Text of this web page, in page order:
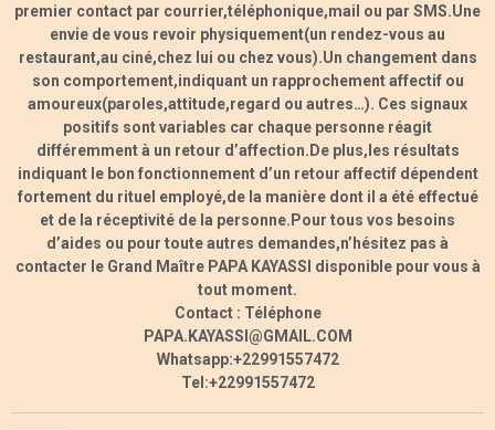
premier contact par courrier,téléphonique,mail ou par SMS.Une
envie de vous revoir physiquement(un rendez-vous au
restaurant,au ciné,chez lui ou chez vous).Un changement dans
son comportement,indiquant un rapprochement affectif ou
amoureux(paroles,attitude,regard ou autres…). Ces signaux
positifs sont variables car chaque personne réagit
différemment à un retour d’affection.De plus,les résultats
indiquant le bon fonctionnement d’un retour affectif dépendent
fortement du rituel employé,de la manière dont il a été effectué
et de la réceptivité de la personne.Pour tous vos besoins
d’aides ou pour toute autres demandes,n’hésitez pas à
contacter le Grand Maître PAPA KAYASSI disponible pour vous à
tout moment.
Contact : Téléphone
PAPA.KAYASSI@GMAIL.COM
Whatsapp:+22991557472
Tel:+22991557472